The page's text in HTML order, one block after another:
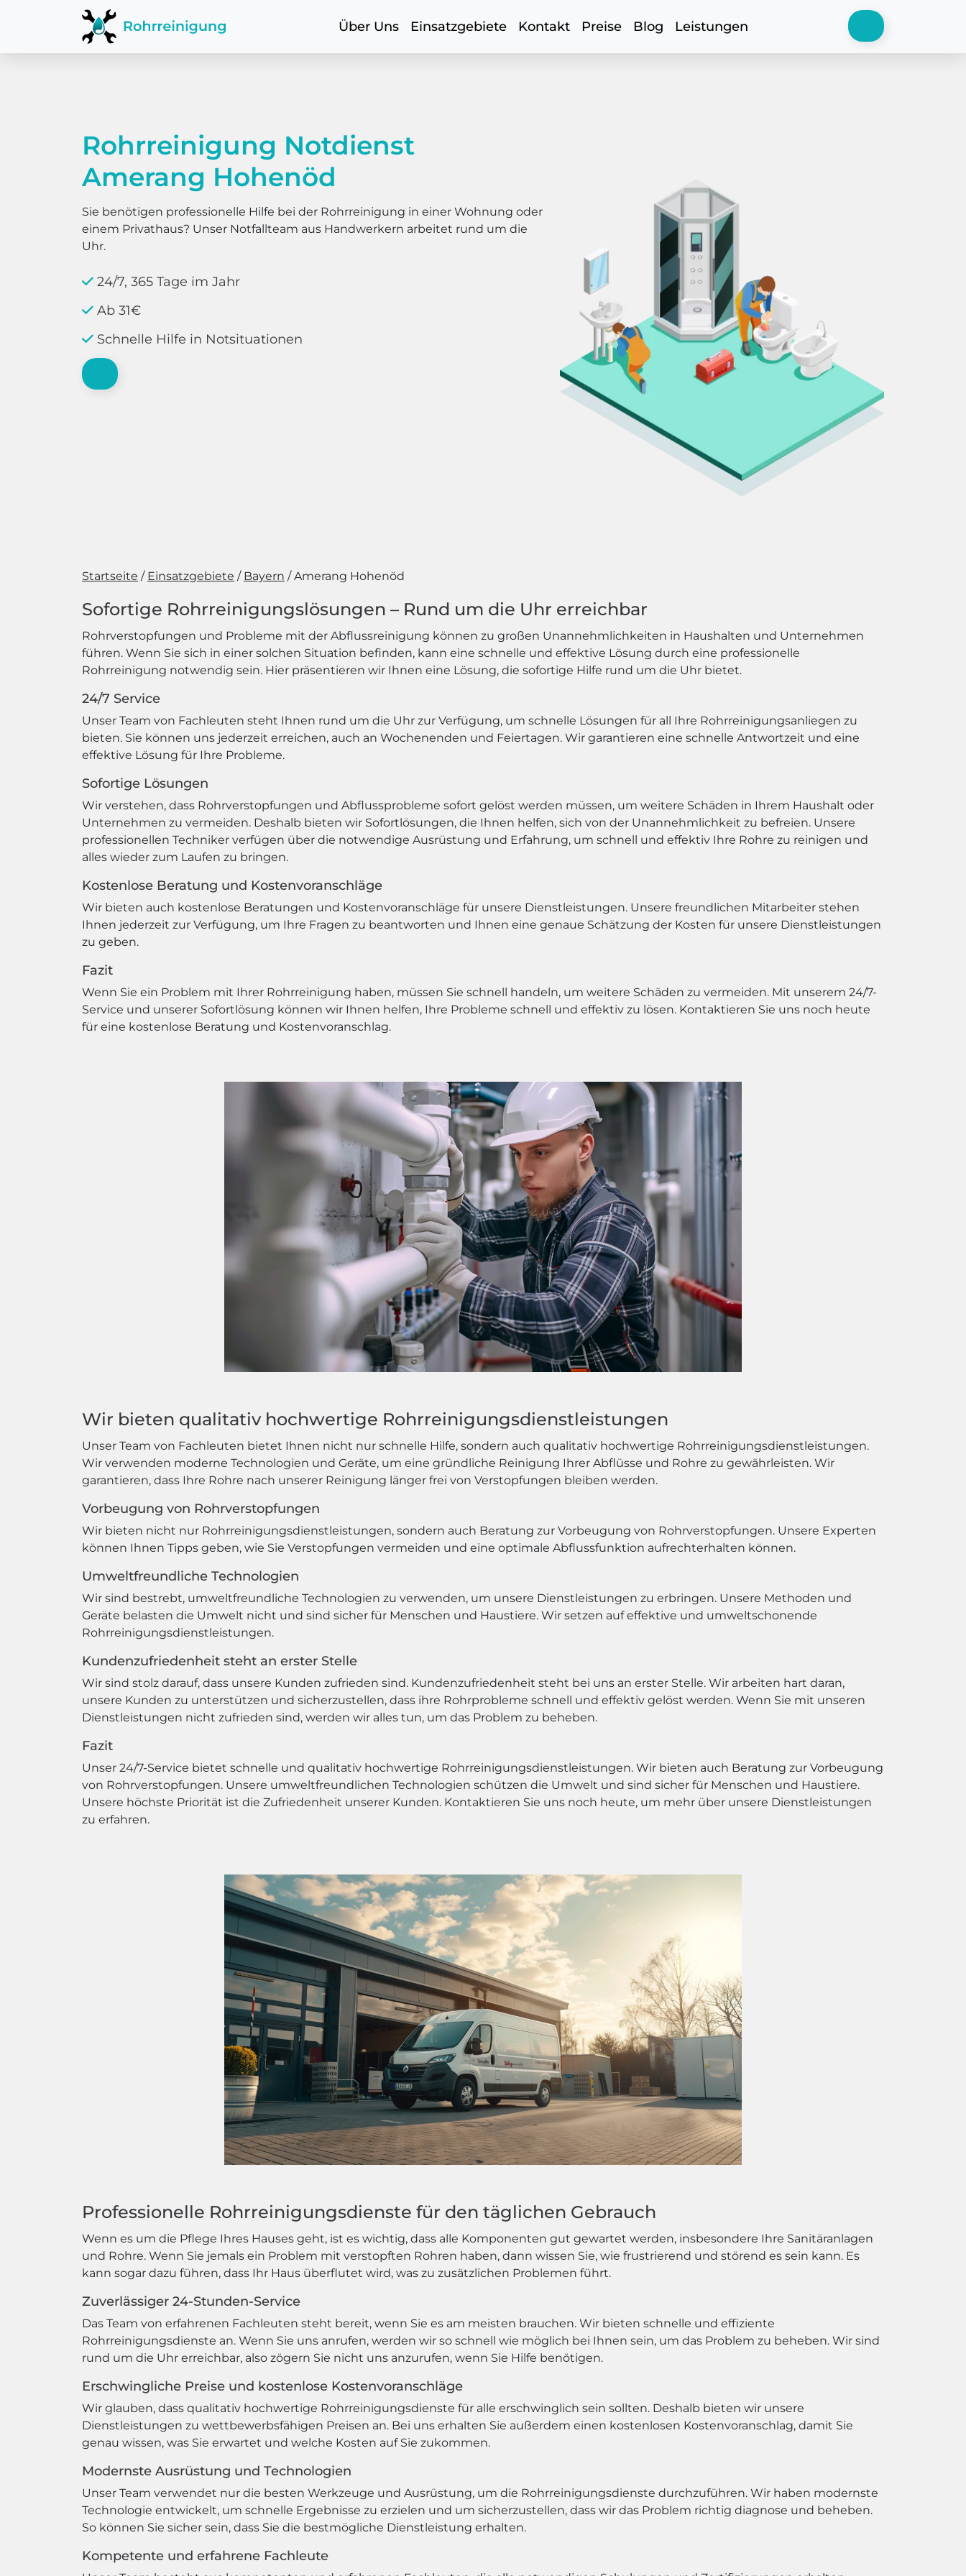
Über Uns Einsatzgebiete Kontakt Preise Blog Leistungen
Rohrreinigung Notdienst
Amerang Hohenöd
Sie benötigen professionelle Hilfe bei der Rohrreinigung in einer Wohnung oder
einem Privathaus? Unser Notfallteam aus Handwerkern arbeitet rund um die
Uhr.
24/7, 365 Tage im Jahr
Ab 31€
Schnelle Hilfe in Notsituationen
Startseite Einsatzgebiete Bayern Amerang Hohenöd
Sofortige Rohrreinigungslösungen – Rund um die Uhr erreichbar
Rohrverstopfungen und Probleme mit der Abflussreinigung können zu großen Unannehmlichkeiten in Haushalten und Unternehmen
führen. Wenn Sie sich in einer solchen Situation befinden, kann eine schnelle und effektive Lösung durch eine professionelle
Rohrreinigung notwendig sein. Hier präsentieren wir Ihnen eine Lösung, die sofortige Hilfe rund um die Uhr bietet.
24/7 Service
Unser Team von Fachleuten steht Ihnen rund um die Uhr zur Verfügung, um schnelle Lösungen für all Ihre Rohrreinigungsanliegen zu
bieten. Sie können uns jederzeit erreichen, auch an Wochenenden und Feiertagen. Wir garantieren eine schnelle Antwortzeit und eine
effektive Lösung für Ihre Probleme.
Sofortige Lösungen
Wir verstehen, dass Rohrverstopfungen und Abflussprobleme sofort gelöst werden müssen, um weitere Schäden in Ihrem Haushalt oder
Unternehmen zu vermeiden. Deshalb bieten wir Sofortlösungen, die Ihnen helfen, sich von der Unannehmlichkeit zu befreien. Unsere
professionellen Techniker verfügen über die notwendige Ausrüstung und Erfahrung, um schnell und effektiv Ihre Rohre zu reinigen und
alles wieder zum Laufen zu bringen.
Kostenlose Beratung und Kostenvoranschläge
Wir bieten auch kostenlose Beratungen und Kostenvoranschläge für unsere Dienstleistungen. Unsere freundlichen Mitarbeiter stehen
Ihnen jederzeit zur Verfügung, um Ihre Fragen zu beantworten und Ihnen eine genaue Schätzung der Kosten für unsere Dienstleistungen
zu geben.
Fazit
Wenn Sie ein Problem mit Ihrer Rohrreinigung haben, müssen Sie schnell handeln, um weitere Schäden zu vermeiden. Mit unserem 24/7-
Service und unserer Sofortlösung können wir Ihnen helfen, Ihre Probleme schnell und effektiv zu lösen. Kontaktieren Sie uns noch heute
für eine kostenlose Beratung und Kostenvoranschlag.
Wir bieten qualitativ hochwertige Rohrreinigungsdienstleistungen
Unser Team von Fachleuten bietet Ihnen nicht nur schnelle Hilfe, sondern auch qualitativ hochwertige Rohrreinigungsdienstleistungen.
Wir verwenden moderne Technologien und Geräte, um eine gründliche Reinigung Ihrer Abflüsse und Rohre zu gewährleisten. Wir
garantieren, dass Ihre Rohre nach unserer Reinigung länger frei von Verstopfungen bleiben werden.
Vorbeugung von Rohrverstopfungen
Wir bieten nicht nur Rohrreinigungsdienstleistungen, sondern auch Beratung zur Vorbeugung von Rohrverstopfungen. Unsere Experten
können Ihnen Tipps geben, wie Sie Verstopfungen vermeiden und eine optimale Abflussfunktion aufrechterhalten können.
Umweltfreundliche Technologien
Wir sind bestrebt, umweltfreundliche Technologien zu verwenden, um unsere Dienstleistungen zu erbringen. Unsere Methoden und
Geräte belasten die Umwelt nicht und sind sicher für Menschen und Haustiere. Wir setzen auf effektive und umweltschonende
Rohrreinigungsdienstleistungen.
Kundenzufriedenheit steht an erster Stelle
Wir sind stolz darauf, dass unsere Kunden zufrieden sind. Kundenzufriedenheit steht bei uns an erster Stelle. Wir arbeiten hart daran,
unsere Kunden zu unterstützen und sicherzustellen, dass ihre Rohrprobleme schnell und effektiv gelöst werden. Wenn Sie mit unseren
Dienstleistungen nicht zufrieden sind, werden wir alles tun, um das Problem zu beheben.
Fazit
Unser 24/7-Service bietet schnelle und qualitativ hochwertige Rohrreinigungsdienstleistungen. Wir bieten auch Beratung zur Vorbeugung
von Rohrverstopfungen. Unsere umweltfreundlichen Technologien schützen die Umwelt und sind sicher für Menschen und Haustiere.
Unsere höchste Priorität ist die Zufriedenheit unserer Kunden. Kontaktieren Sie uns noch heute, um mehr über unsere Dienstleistungen
zu erfahren.
Professionelle Rohrreinigungsdienste für den täglichen Gebrauch
Wenn es um die Pflege Ihres Hauses geht, ist es wichtig, dass alle Komponenten gut gewartet werden, insbesondere Ihre Sanitäranlagen
und Rohre. Wenn Sie jemals ein Problem mit verstopften Rohren haben, dann wissen Sie, wie frustrierend und störend es sein kann. Es
kann sogar dazu führen, dass Ihr Haus überflutet wird, was zu zusätzlichen Problemen führt.
Zuverlässiger 24-Stunden-Service
Das Team von erfahrenen Fachleuten steht bereit, wenn Sie es am meisten brauchen. Wir bieten schnelle und effiziente
Rohrreinigungsdienste an. Wenn Sie uns anrufen, werden wir so schnell wie möglich bei Ihnen sein, um das Problem zu beheben. Wir sind
rund um die Uhr erreichbar, also zögern Sie nicht uns anzurufen, wenn Sie Hilfe benötigen.
Erschwingliche Preise und kostenlose Kostenvoranschläge
Wir glauben, dass qualitativ hochwertige Rohrreinigungsdienste für alle erschwinglich sein sollten. Deshalb bieten wir unsere
Dienstleistungen zu wettbewerbsfähigen Preisen an. Bei uns erhalten Sie außerdem einen kostenlosen Kostenvoranschlag, damit Sie
genau wissen, was Sie erwartet und welche Kosten auf Sie zukommen.
Modernste Ausrüstung und Technologien
Unser Team verwendet nur die besten Werkzeuge und Ausrüstung, um die Rohrreinigungsdienste durchzuführen. Wir haben modernste
Technologie entwickelt, um schnelle Ergebnisse zu erzielen und um sicherzustellen, dass wir das Problem richtig diagnose und beheben.
So können Sie sicher sein, dass Sie die bestmögliche Dienstleistung erhalten.
Kompetente und erfahrene Fachleute